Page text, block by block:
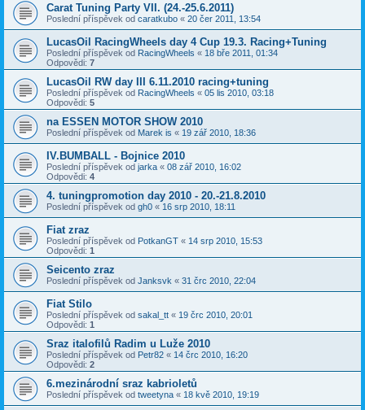
Carat Tuning Party VII. (24.-25.6.2011)
Poslední příspěvek od caratkubo « 20 čer 2011, 13:54
LucasOil RacingWheels day 4 Cup 19.3. Racing+Tuning
Poslední příspěvek od RacingWheels « 18 bře 2011, 01:34
Odpovědi: 7
LucasOil RW day III 6.11.2010 racing+tuning
Poslední příspěvek od RacingWheels « 05 lis 2010, 03:18
Odpovědi: 5
na ESSEN MOTOR SHOW 2010
Poslední příspěvek od Marek is « 19 zář 2010, 18:36
IV.BUMBALL - Bojnice 2010
Poslední příspěvek od jarka « 08 zář 2010, 16:02
Odpovědi: 4
4. tuningpromotion day 2010 - 20.-21.8.2010
Poslední příspěvek od gh0 « 16 srp 2010, 18:11
Fiat zraz
Poslední příspěvek od PotkanGT « 14 srp 2010, 15:53
Odpovědi: 1
Seicento zraz
Poslední příspěvek od Janksvk « 31 črc 2010, 22:04
Fiat Stilo
Poslední příspěvek od sakal_tt « 19 črc 2010, 20:01
Odpovědi: 1
Sraz italofilů Radim u Luže 2010
Poslední příspěvek od Petr82 « 14 črc 2010, 16:20
Odpovědi: 2
6.mezinárodní sraz kabrioletů
Poslední příspěvek od tweetyna « 18 kvě 2010, 19:19